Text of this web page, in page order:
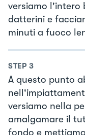
versiamo l'intero
datterini e
minuti a fuoco
STEP 3
A questo punto
versiamo nella
amalgamare il
fondo e